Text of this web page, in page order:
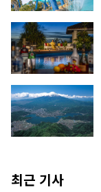
최근 기사